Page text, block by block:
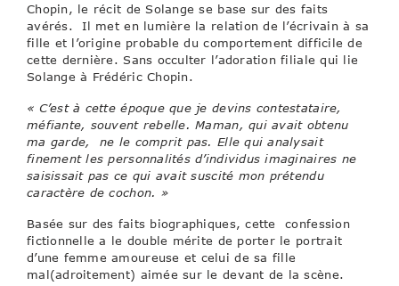
Chopin, le récit de Solange se base sur des faits
avérés. Il met en lumière la relation de l’écrivain à sa
fille et l’origine probable du comportement difficile de
cette dernière. Sans occulter l’adoration filiale qui lie
Solange à Frédéric Chopin.
« C’est à cette époque que je devins contestataire,
méfiante, souvent rebelle. Maman, qui avait obtenu
ma garde, ne le comprit pas. Elle qui analysait
finement les personnalités d’individus imaginaires ne
saisissait pas ce qui avait suscité mon prétendu
caractère de cochon. »
Basée sur des faits biographiques, cette confession
fictionnelle a le double mérite de porter le portrait
d’une femme amoureuse et celui de sa fille
mal(adroitement) aimée sur le devant de la scène.